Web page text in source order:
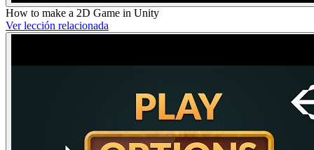
How to make a 2D Game in Unity
Ver lección relacionada